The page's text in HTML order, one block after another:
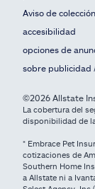
Aviso de
accesibilidad
opciones de
sobre publicidad
©2026 Allstate
La cobertura del
disponibilidad de
* Embrace Pet
cotizaciones de
Southern Home
a Allstate ni a